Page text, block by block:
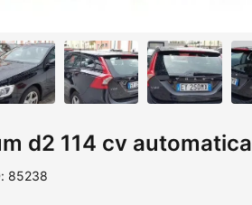
d2 114 cv automatica
85238